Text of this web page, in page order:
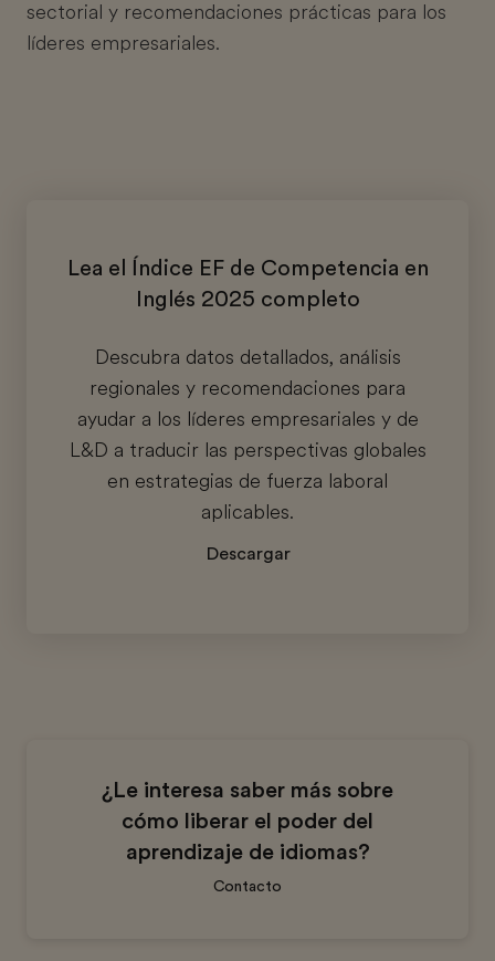
sectorial y recomendaciones prácticas para los
líderes empresariales.
Lea el Índice EF de Competencia en
Inglés 2025 completo
Descubra datos detallados, análisis
regionales y recomendaciones para
ayudar a los líderes empresariales y de
L&D a traducir las perspectivas globales
en estrategias de fuerza laboral
aplicables.
Descargar
¿Le interesa saber más sobre
cómo liberar el poder del
aprendizaje de idiomas?
Contacto